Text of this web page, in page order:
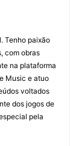
Tenho paixão
com obras
na plataforma
Music e atuo
voltados
dos jogos de
pela